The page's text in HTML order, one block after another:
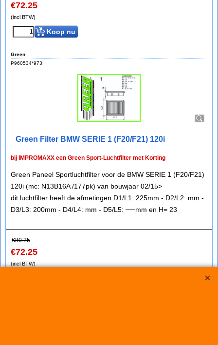
€72.25
(incl BTW)
Koop nu
Green
P960534*973
Green Filter BMW SERIE 1 (F20/F21) 120i
bij IMPROMAXX een Green Sport-Luchtfilter met Korting
Green Paneel Sportluchtfilter voor de BMW SERIE 1 (F20/F21)
120i (mc: N13B16A /177pk) van bouwjaar 02/15>
dit luchtfilter heeft de afmetingen D1/L1: 225mm - D2/L2: mm -
D3/L3: 200mm - D4/L4: mm - D5/L5: ──mm en H= 23
€80.25
€72.25
(incl BTW)